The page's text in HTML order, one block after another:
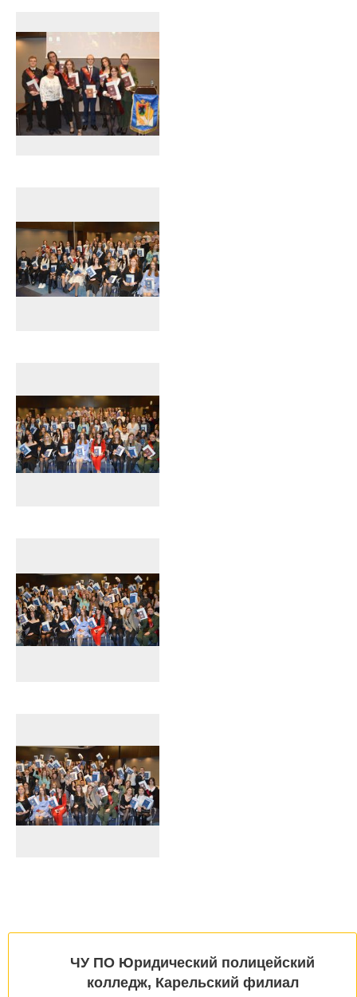
ЧУ ПО Юридический полицейский
колледж, Карельский филиал